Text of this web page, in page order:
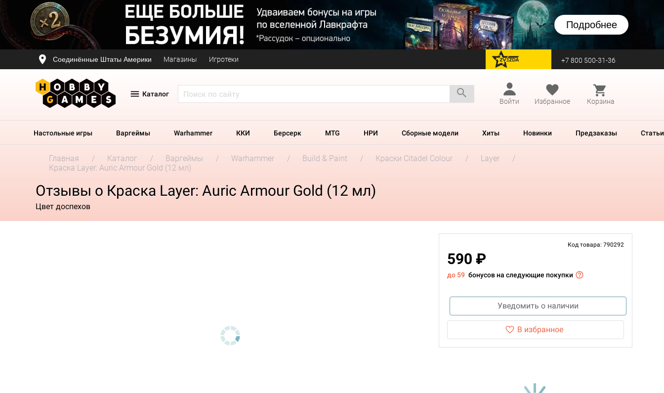
Подробнее
Соединённые Штаты Америки Магазины Игротеки перейти на Zvezda +7 800 500-31-36
Каталог
Войти
Избранное Корзина
Настольные игры Варгеймы Warhammer ККИ Берсерк MTG НРИ Сборные модели Хиты Новинки Предзаказы Статьи
Главная Каталог Варгеймы Warhammer Build & Paint Краски Citadel Colour
Layer
Краска Layer: Auric Armour Gold (12 мл)
Отзывы о Краска Layer: Auric Armour Gold (12 мл)
Цвет доспехов
Код товара: 790292
590 ₽
до 59 бонусов на следующие покупки
Уведомить о наличии
В избранное